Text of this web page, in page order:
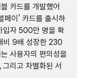
카드를 개발했어
페이' 카드를 출시하
입자 500만 명을 확
비 9배 성장한 230
사용자의 편의성을
리고 차별화된 서